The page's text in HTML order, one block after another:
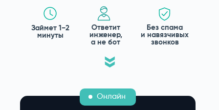
»
Онлайн
Займет 1−2
минуты
Ответит
инженер,
а не бот
Без спама
и навязчивых
звонков